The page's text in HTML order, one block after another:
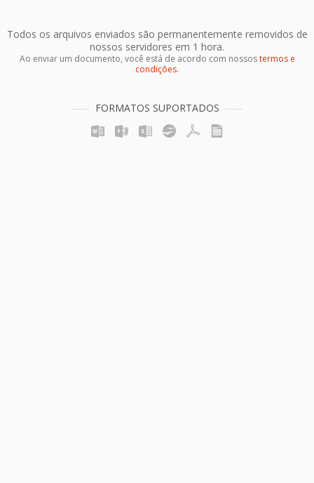
Todos os arquivos enviados são permanentemente removidos de
nossos servidores em 1 hora.
Ao enviar um documento, você está de acordo com nossostermos e
condições.
FORMATOS SUPORTADOS